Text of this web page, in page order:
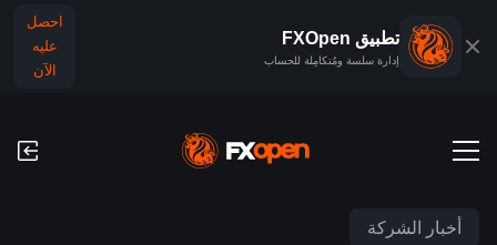
تطبيق FXOpen
إدارة سلسة ومُتكامِلة للحساب
احصل
عليه
الآن
الحساب التجريبي للفوركس
أخبار الشركة